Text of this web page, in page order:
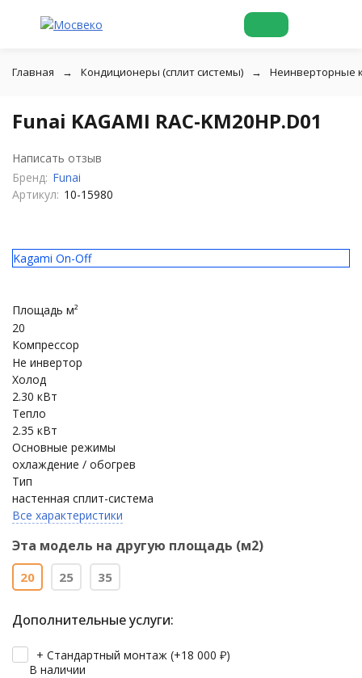
Главная Кондиционеры (сплит системы) Неинверторные
Funai KAGAMI RAC-KM20HP.D01
Написать отзыв
Бренд: Funai
Артикул: 10-15980
Kagami On-Off
Площадь м²
20
Компрессор
Не инвертор
Холод
2.30 кВт
Тепло
2.35 кВт
Основные режимы
охлаждение / обогрев
Тип
настенная сплит-система
Все характеристики
Эта модель на другую площадь (м2)
20 25 35
Дополнительные услуги:
+ Стандартный монтаж (+18 000 ₽)
В наличии